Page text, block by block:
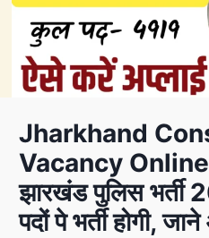
Jharkhand
Vacancy
झारखंड पुलिस
पदों पे भर्ती होगी,